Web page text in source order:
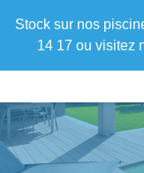
Stock sur nos
14 17 ou visitez